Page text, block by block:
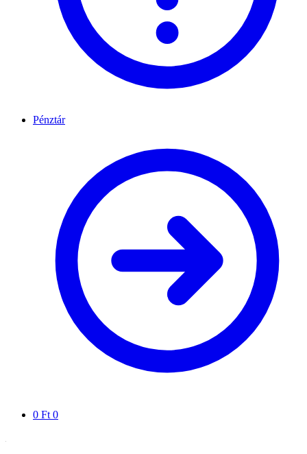
Pénztár
0 Ft 0